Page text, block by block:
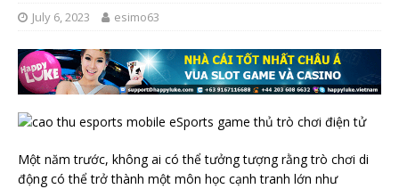
July 6, 2023 esimo63
Một năm trước, không ai có thể tưởng tượng rằng trò chơi di
động có thể trở thành một môn học cạnh tranh lớn như